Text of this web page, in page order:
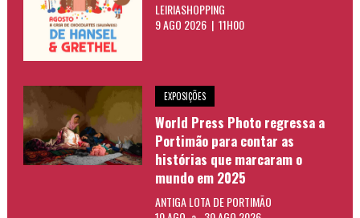
LEIRIASHOPPING
9 AGO 2026 | 11H00
EXPOSIÇÕES
World Press Photo regressa a
Portimão para contar as
histórias que marcaram o
mundo em 2025
ANTIGA LOTA DE PORTIMÃO